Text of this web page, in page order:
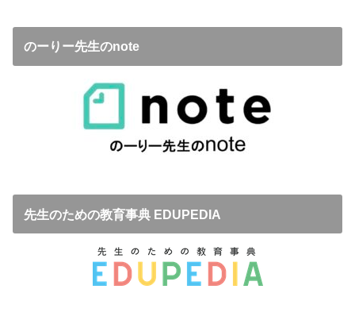
のーりー先生のnote
先生のための教育事典 EDUPEDIA